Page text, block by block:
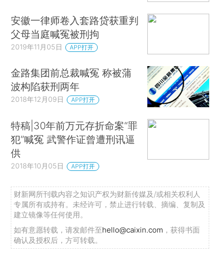
安徽一律师卷入套路贷获重判
父母当庭喊冤被刑拘
2019年11月05日 APP打开
金路集团前总裁喊冤 称被蒲
波构陷获刑两年
2018年12月09日 APP打开
特稿|30年前万元存折命案“罪
犯”喊冤 武警作证曾遭刑讯逼
供
2018年10月05日 APP打开
财新网所刊载内容之知识产权为财新传媒及/或相关权利人
专属所有或持有。未经许可，禁止进行转载、摘编、复制及
建立镜像等任何使用。
如有意愿转载，请发邮件至hello@caixin.com ，获得书面
确认及授权后，方可转载。